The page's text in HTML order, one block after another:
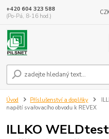
+420 604 323 588
(Po-Pá, 8-16 hod.)
Úvod Příslušenství a doplňky
napětí svařovacího obvodu k REVEX
ILLKO